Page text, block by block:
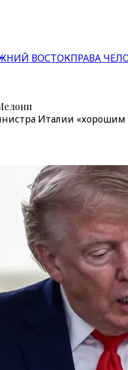
ВОСТОКПРАВА
Италии «хорошим